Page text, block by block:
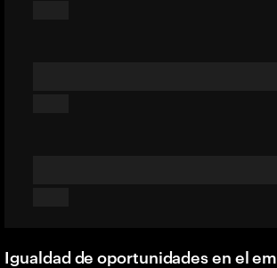
Igualdad de oportunidades en el